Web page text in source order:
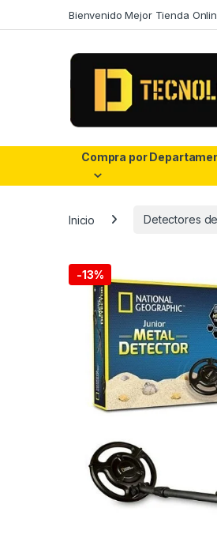
Bienvenido Mejor Tienda
Compra por
Inicio Detectores
-13%